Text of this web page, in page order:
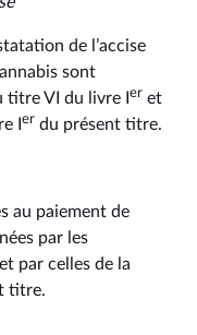
de l’accise
sont
VI du livre I er et
I er du présent titre.
au paiement de
par les
et par celles de la
titre.